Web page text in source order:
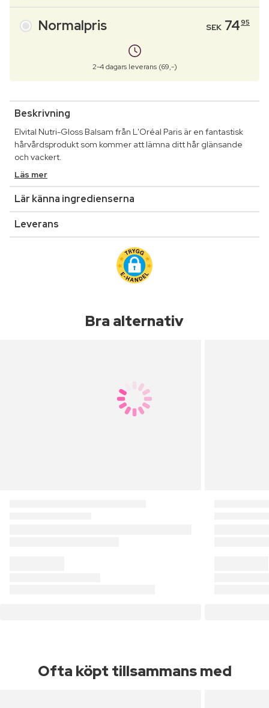
Normalpris SEK 7495
2-4 dagars leverans (69,-)
Beskrivning
Elvital Nutri-Gloss Balsam från L'Oréal Paris är en fantastisk
hårvårdsprodukt som kommer att lämna ditt hår glänsande
och vackert.
Läs mer
Lär känna ingredienserna
Leverans
Bra alternativ
Ofta köpt tillsammans med